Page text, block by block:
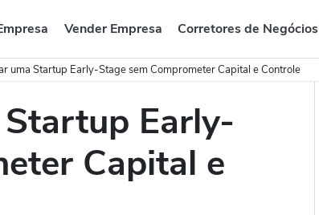
Vender Empresa Corretores de Negócios
uma Startup Early-Stage sem Comprometer Capital e Controle
Early-
Capital e